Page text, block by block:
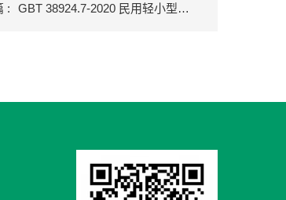
: GBT 38924.7-2020 民用轻小型无人机系统环境试验方法 第7部分：湿热试验